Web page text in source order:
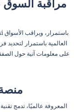
مراقبة السوق
العالمية باستمرار
على معلومات آنية حول